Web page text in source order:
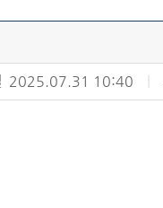
2025.07.31 10:40